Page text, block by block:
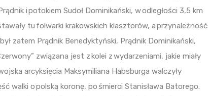
i potokiem Sudoł Dominikański, w odległości 3,5 km
tu folwarki krakowskich klasztorów, a przynależność
zatem Prądnik Benedyktyński, Prądnik Dominikański,
związana jest z kolei z wydarzeniami, jakie miały
arcyksięcia Maksymiliana Habsburga walczyły
walki o polską koronę, po śmierci Stanisława Batorego.